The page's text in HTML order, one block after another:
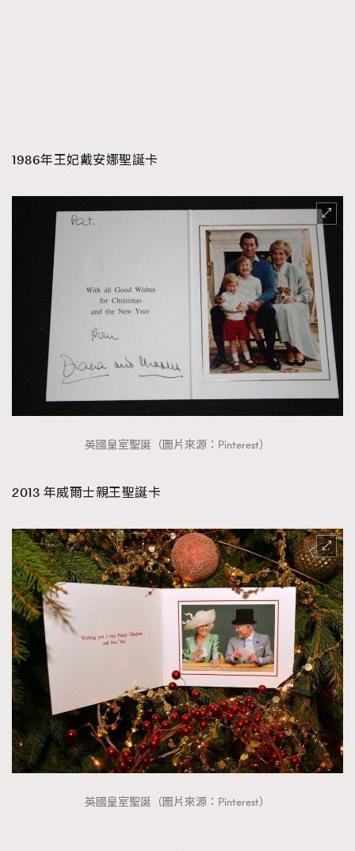
1986年王妃戴安娜聖誕卡
英國皇室聖誕（圖片來源：Pinterest）
2013 年威爾士親王聖誕卡
英國皇室聖誕（圖片來源：Pinterest）